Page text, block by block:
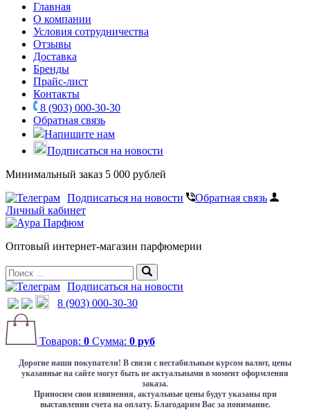
Главная
О компании
Условия сотрудничества
Отзывы
Доставка
Бренды
Прайс-лист
Контакты
8 (903) 000-30-30
Обратная связь
Напишите нам
Подписаться на новости
Минимальный заказ 5 000 рублей
Подписаться на новости
Обратная связь
Личный кабинет
Оптовый интернет-магазин парфюмерии
Подписаться на новости
8 (903) 000-30-30
Товаров: 0 Сумма: 0 руб
Дорогие наши покупатели! В связи с нестабильным курсом валют, цены
указанные на сайте могут быть не актуальными в момент оформления
заказа.
Приносим свои извинения, актуальные цены будут указаны при
выставлении счета на оплату. Благодарим Вас за понимание.